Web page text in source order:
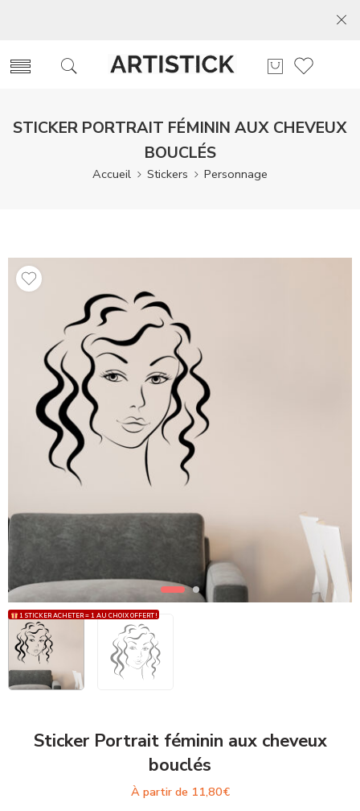
STICKER PORTRAIT FÉMININ AUX CHEVEUX
BOUCLÉS
Accueil Stickers Personnage
1 STICKER ACHETER = 1 AU CHOIX OFFERT !
Sticker Portrait féminin aux cheveux
bouclés
À partir de 11,80€